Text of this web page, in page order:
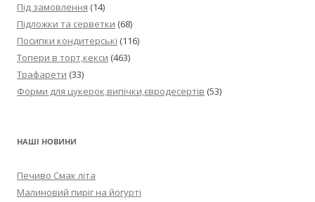
Під замовлення (14)
Підложки та серветки (68)
Посипки кондитерські (116)
Топери в торт,кекси (463)
Трафарети (33)
Форми для цукерок,випічки,євродесертів (53)
НАШІ НОВИНИ
Печиво Смак літа
Малиновий пиріг на йогурті